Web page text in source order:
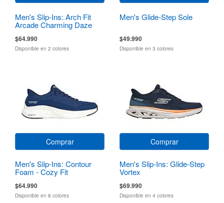
Men's Slip-Ins: Arch Fit
Arcade Charming Daze
$64.990
Disponible en 2 colores
Men's Glide-Step Sole
$49.990
Disponible en 3 colores
Comprar
Men's Slip-Ins: Contour
Foam - Cozy Fit
$64.990
Disponible en 8 colores
Comprar
Men's Slip-Ins: Glide-Step
Vortex
$69.990
Disponible en 4 colores